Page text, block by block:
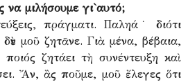
να μιλήσουμε γι`αυτό;
πράγματι. Παληά˙ διότι
μοῦ ζητᾶνε. Γιὰ μένα, βέβαια,
ζητάει τὴ συνέντευξη καὶ
Ἄν, ἂς ποῦμε, μοῦ ἔλεγες ὅτι